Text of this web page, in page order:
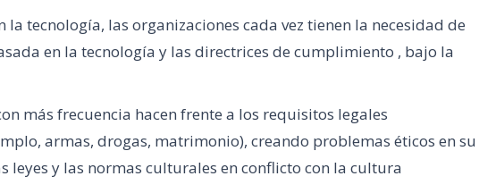
la tecnología, las organizaciones cada vez tienen la necesidad de
en la tecnología y las directrices de cumplimiento , bajo la
más frecuencia hacen frente a los requisitos legales
armas, drogas, matrimonio), creando problemas éticos en su
leyes y las normas culturales en conflicto con la cultura